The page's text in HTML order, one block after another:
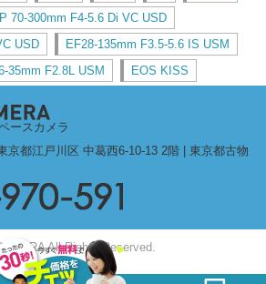
70-300mm F4-5.6 Di VC USD
USD
EF28-135mm F3.5-5.6 IS USM
35mm F2.8L USM EOS KISS
ースカメラ
京都江戸川区 中葛西6-10-13 2階 | 東京都古物
All Rights Reserved.